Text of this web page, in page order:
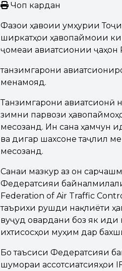
Чоп кардан
Фазои ҳавоии Ҷумҳурии
ширкатҳои ҳавопаймоии
ҷомеаи авиатсионии
танзимгарони
менамояд.
Танзимгарони авиатсионӣ
зимни парвози
месозанд. Ин сана ҳамчун
ва дигар шахсоне таҷлил
месозанд.
Санаи мазкур аз он
Федератсияи
Federation of Air Traffic
таърихи рушди нақлиёти
вуҷуд овардани боз як иди
ихтисосҳои муҳим дар
Бо таъсиси Федератсияи
шумораи ассотсиатсияҳои